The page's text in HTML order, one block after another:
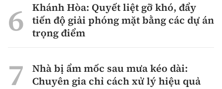
Khánh Hòa: Quyết liệt gỡ khó, đẩy
tiến độ giải phóng mặt bằng các dự án
trọng điểm
Nhà bị ẩm mốc sau mưa kéo dài:
Chuyên gia chỉ cách xử lý hiệu quả